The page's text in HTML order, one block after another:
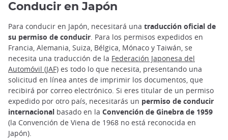
Conducir en Japón
Para conducir en Japón, necesitará una traducción oficial de
su permiso de conducir . Para los permisos expedidos en
Francia, Alemania, Suiza, Bélgica, Mónaco y Taiwán, se
necesita una traducción de la Federación Japonesa del
Automóvil (JAF) es todo lo que necesita, presentando una
solicitud en línea antes de imprimir los documentos, que
recibirá por correo electrónico. Si eres titular de un permiso
expedido por otro país, necesitarás un permiso de conducir
internacional basado en la Convención de Ginebra de 1959
(la Convención de Viena de 1968 no está reconocida en
Japón).